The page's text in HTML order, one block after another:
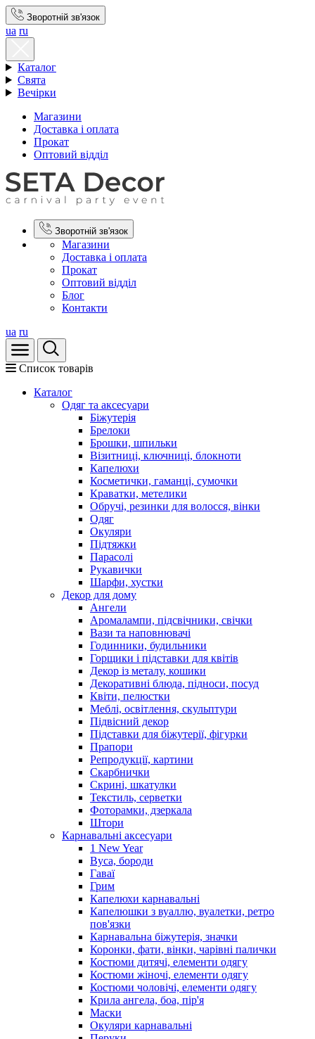
Зворотній зв'язок
ua ru
Каталог
Свята
Вечірки
Магазини
Доставка і оплата
Прокат
Оптовий відділ
Зворотній зв'язок
Магазини
Доставка і оплата
Прокат
Оптовий відділ
Блог
Контакти
ua ru
Список товарів
Каталог
Oдяг та аксесуари
Біжутерія
Брелоки
Брошки, шпильки
Візитниці, ключниці, блокноти
Капелюхи
Косметички, гаманці, сумочки
Краватки, метелики
Обручі, резинки для волосся, вінки
Одяг
Окуляри
Підтяжки
Парасолі
Рукавички
Шарфи, хустки
Декор для дому
Ангели
Аромалампи, підсвічники, свічки
Вази та наповнювачі
Годинники, будильники
Горщики і підставки для квітів
Декор із металу, кошики
Декоративні блюда, підноси, посуд
Квіти, пелюстки
Меблі, освітлення, скульптури
Підвісний декор
Підставки для біжутерії, фігурки
Прапори
Репродукції, картини
Скарбнички
Скрині, шкатулки
Текстиль, серветки
Фоторамки, дзеркала
Штори
Карнавальні аксесуари
1 New Year
Вуса, бороди
Гаваї
Грим
Капелюхи карнавальні
Капелюшки з вуаллю, вуалетки, ретро
пов'язки
Карнавальна біжутерія, значки
Коронки, фати, вінки, чарівні палички
Костюми дитячі, елементи одягу
Костюми жіночі, елементи одягу
Костюми чоловічі, елементи одягу
Крила ангела, боа, пір'я
Маски
Окуляри карнавальні